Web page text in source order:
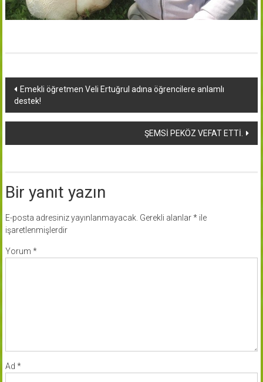
Yazı
dolaşımı
Emekli öğretmen Veli Ertuğrul adına öğrencilere anlamlı
destek!
ŞEMSİ PEKÖZ VEFAT ETTİ.
Bir yanıt yazın
E-posta adresiniz yayınlanmayacak. Gerekli alanlar*ile
işaretlenmişlerdir
Yorum *
Ad *